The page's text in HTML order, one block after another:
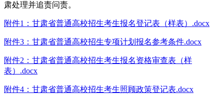
肃处理并追责问责。
附件1：甘肃省普通高校招生考生报名登记表（样表）.docx
附件3：甘肃省普通高校招生专项计划报名参考条件.docx
附件2：甘肃省普通高校招生考生报名资格审查表（样
表）.docx
附件4：甘肃省普通高校招生考生照顾政策登记表.docx